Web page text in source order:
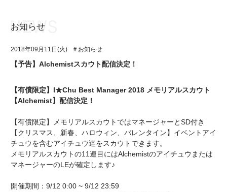
アプリゲーム
イベント・キャンペーン
ミュージック
グッズ・本
ユニット&キャラクター
アプリゲーム
イベント・キャンペーン
ミュージック
お知らせ
2018年09月11日(火) ＃お知らせ
【予告】Alchemistスカウト配信決定！
【有償限定】I★Chu Best Manager 2018 メモリアルスカウト
【Alchemist】配信決定！
【有償限定】メモリアルスカウトではマネージャーとSD付き
【クリスマス、新春、ハロウィン、バレンタイン】イベントアイ
チュウを含むアイチュウ達をスカウトできます。
メモリアルスカウトの11連目にはAlchemistのアイチュウまたは
マネージャーのLEが確定します♪
開催期間：9/12 0:00 ~ 9/12 23:59